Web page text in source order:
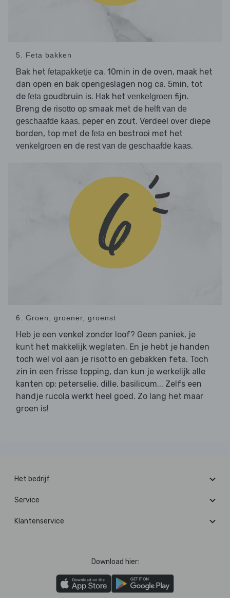
5. Feta bakken
Bak het fetapakketje ca. 10min in de oven, maak het
dan open en bak opengeslagen nog ca. 5min, tot
de feta goudbruin is. Hak het venkelgroen fijn.
Breng de risotto op smaak met de helft van de
geschaafde kaas, peper en zout. Verdeel over diepe
borden, top met de feta en bestrooi met het
venkelgroen en de rest van de geschaafde kaas.
6. Groen, groener, groenst
Heb je een venkel zonder loof? Geen paniek, je
kunt het makkelijk weglaten. En je hebt je handen
toch wel vol aan je risotto en gebakken feta. Toch
zin in een frisse topping, dan kun je werkelijk alle
kanten op: peterselie, dille, basilicum... Zelfs een
handje rucola werkt heel goed. Zo lang het maar
groen is!
Het bedrijf
Service
Klantenservice
Download hier: